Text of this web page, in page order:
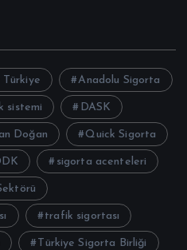
Türkiye Anadolu Sigorta
sistemi DASK
Doğan Quick Sigorta
sigorta acenteleri
trafik sigortası
Türkiye Sigorta Birliği